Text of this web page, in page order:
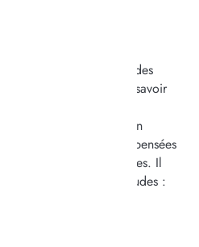
profiter pleinement des
il est important de savoir
de chacun. Cela
et optimisés, comme un
et par des activités pensées
personnes participantes. Il
des repères et habitudes :
contacts avec les
appuient à rendre ces